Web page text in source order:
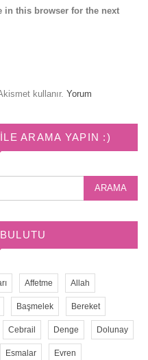
in this browser for the next
kullanır. Yorum
ARAMA YAPIN :)
Affetme Allah
Başmelek Bereket
Cebrail Denge Dolunay
Esmalar Evren